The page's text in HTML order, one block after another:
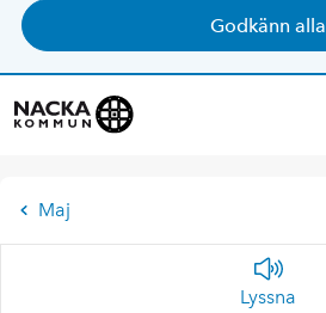
Godkänn alla
Maj
Lyssna